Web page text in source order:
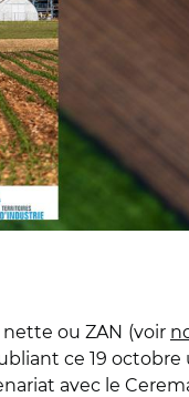
ou ZAN (voir
ce 19 octobre
avec le